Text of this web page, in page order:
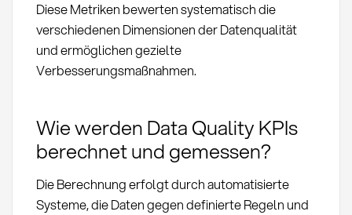
Diese Metriken bewerten systematisch die
verschiedenen Dimensionen der Datenqualität
und ermöglichen gezielte
Verbesserungsmaßnahmen.
Wie werden Data Quality KPIs
berechnet und gemessen?
Die Berechnung erfolgt durch automatisierte
Systeme, die Daten gegen definierte Regeln und